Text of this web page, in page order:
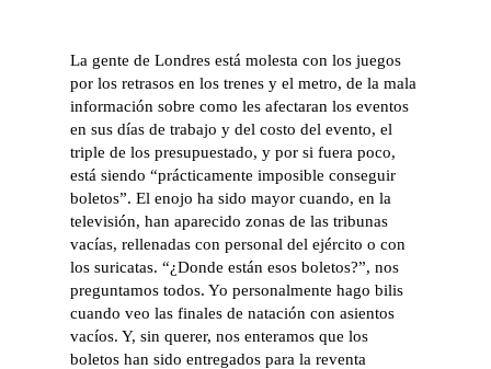
La gente de Londres está molesta con los juegos
por los retrasos en los trenes y el metro, de la mala
información sobre como les afectaran los eventos
en sus días de trabajo y del costo del evento, el
triple de los presupuestado, y por si fuera poco,
está siendo “prácticamente imposible conseguir
boletos”. El enojo ha sido mayor cuando, en la
televisión, han aparecido zonas de las tribunas
vacías, rellenadas con personal del ejército o con
los suricatas. “¿Donde están esos boletos?”, nos
preguntamos todos. Yo personalmente hago bilis
cuando veo las finales de natación con asientos
vacíos. Y, sin querer, nos enteramos que los
boletos han sido entregados para la reventa